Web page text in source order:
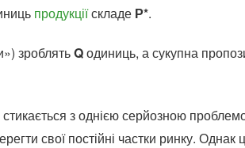
продукціїскладе Р*.
зроблятьQодиниць, а сукупна
стикається з однією серйозною
свої постійні частки ринку.